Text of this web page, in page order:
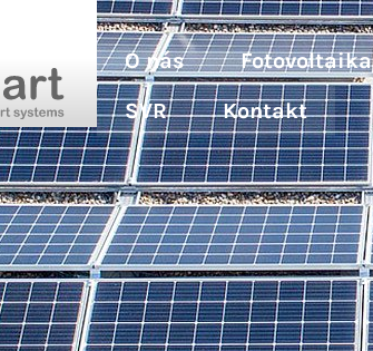
O nás Fotovoltaika
SVR
Kontakt